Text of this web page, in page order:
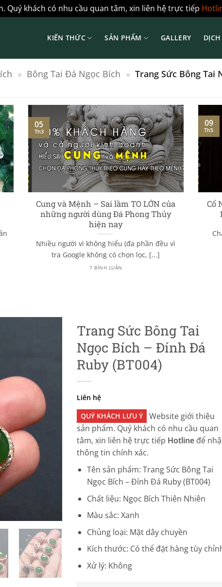
Quý khách có nhu cầu quan tâm, xin liên hệ trực tiếp
KIẾN THỨC SẢN PHẨM GALLERY
» Bông Tai Đá Ngọc Bích » Trang Sức Bông Tai
Cung và Mệnh – Sai lầm TO LỚN của
những người dùng Đá Phong Thủy
hiện nay
Nhiều người vì không hiểu (đa phần đều vì
tra Google không có chọn lọc, [...]
7 BÌNH LUẬN
05
Th3
Cổ
09
Th5
Trang Sức Bông Tai
Ngọc Bích – Đính Đá
Ruby (BT004)
Liên hệ
QUÝ KHÁCH LƯU Ý
Website giới thiệu
sản phẩm. Quý khách có nhu cầu quan
tâm, xin liên hệ trực tiếp Hotline để
thông tin chính xác.
Tên sản phẩm: Trang Sức Bông Tai
Ngọc Bích – Đính Đá Ruby (BT004)
Chất liệu: Ngọc Bích Thiên Nhiên
Màu sắc: Xanh
Chủng loại: Mặt dây chuyền
Kích thước: Có thể đặt hàng tùy
Xử lý: Không